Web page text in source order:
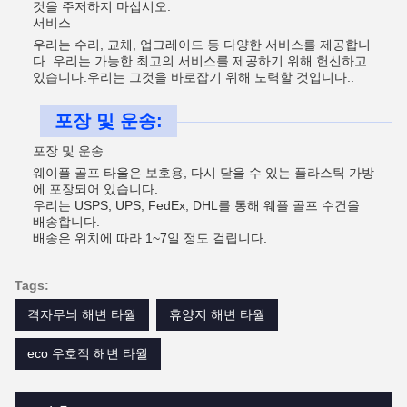
것을 주저하지 마십시오.
서비스
우리는 수리, 교체, 업그레이드 등 다양한 서비스를 제공합니
다. 우리는 가능한 최고의 서비스를 제공하기 위해 헌신하고
있습니다.우리는 그것을 바로잡기 위해 노력할 것입니다..
포장 및 운송:
포장 및 운송
웨이플 골프 타울은 보호용, 다시 닫을 수 있는 플라스틱 가방
에 포장되어 있습니다.
우리는 USPS, UPS, FedEx, DHL를 통해 웨플 골프 수건을
배송합니다.
배송은 위치에 따라 1~7일 정도 걸립니다.
Tags:
격자무늬 해변 타월
휴양지 해변 타월
eco 우호적 해변 타월